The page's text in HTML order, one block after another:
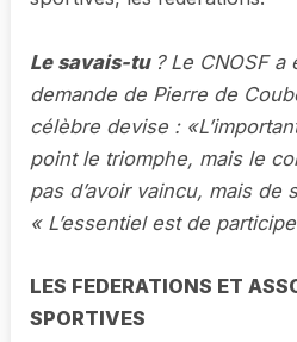
Le savais-tu? Le CNOSF a
demande de Pierre de
célèbre devise :
point le triomphe, mais le
pas d’avoir vaincu, mais de
« L’essentiel est de
LES FEDERATIONS ET
SPORTIVES